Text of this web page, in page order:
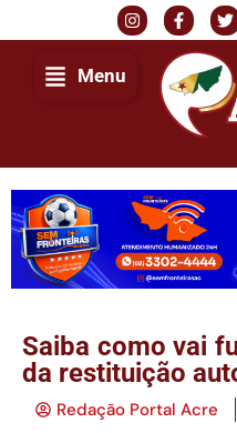
Menu
Saiba como vai
da restituição
Redação Portal Acre